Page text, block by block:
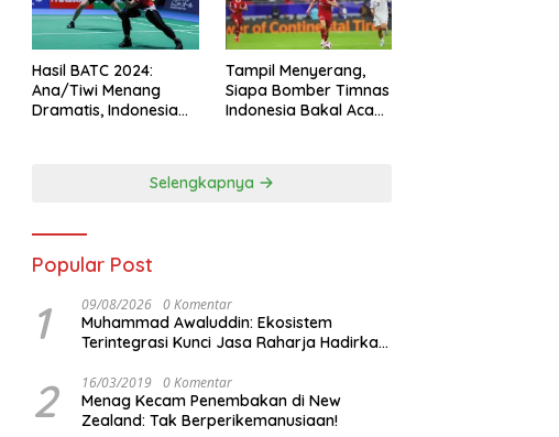
Hasil BATC 2024:
Ana/Tiwi Menang
Dramatis, Indonesia
Tampil Menyerang,
Siapa Bomber Timnas
Indonesia Bakal Acak-
Selengkapnya
Popular Post
1 09/08/2026 0 Komentar
Muhammad Awaluddin: Ekosistem
Terintegrasi Kunci Jasa Raharja Hadirkan
2 16/03/2019 0 Komentar
Menag Kecam Penembakan di New
Zealand: Tak Berperikemanusiaan!